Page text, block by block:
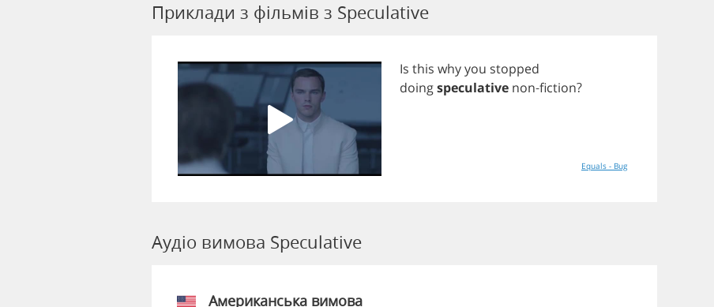
Приклади з фільмів з Speculative
Is this whyyou stopped
doingspeculative non-fiction?
Equals - Bug
Аудіо вимова Speculative
Американська вимова